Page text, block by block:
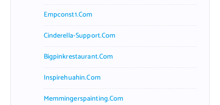
Empconst1.com
Cinderella-Support.com
Bigpinkrestaurant.com
Inspirehuahin.com
Memmingerspainting.com